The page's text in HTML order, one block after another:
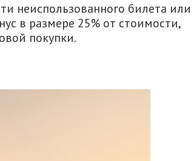
неиспользованного билета или
в размере 25% от стоимости,
покупки.